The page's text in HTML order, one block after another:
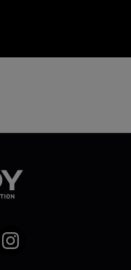
Instagram